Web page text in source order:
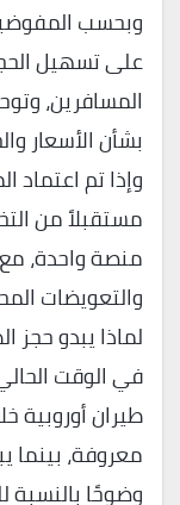
وبحسب
على تسهيل
المسافرين،
بشأن الأسعار
وإذا تم اعتماد
مستقبلاً من
منصة واحدة،
والتعويضات
لماذا يبدو حجز
في الوقت
طيران أوروبية
معروفة، بينما
وضوحًا بالنسبة